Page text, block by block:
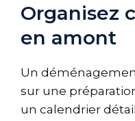
Organisez
en amont
Un
sur une
un calendrier